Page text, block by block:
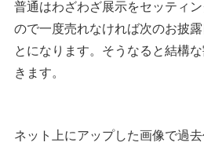
普通はわざわざ展示をセッティ
ので一度売れなければ次のお披
とになります。そうなると結構
きます。
ネット上にアップした画像で過